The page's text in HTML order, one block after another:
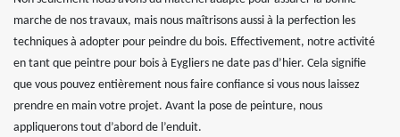
marche de nos travaux, mais nous maîtrisons aussi à la perfection les
techniques à adopter pour peindre du bois. Effectivement, notre activité
en tant que peintre pour bois à Eygliers ne date pas d’hier. Cela signifie
que vous pouvez entièrement nous faire confiance si vous nous laissez
prendre en main votre projet. Avant la pose de peinture, nous
appliquerons tout d’abord de l’enduit.